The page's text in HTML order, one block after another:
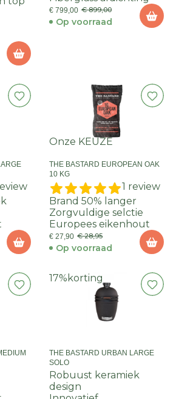
€ 799,00 € 899,00
Op voorraad
Onze KEUZE
THE BASTARD EUROPEAN OAK
10 KG
1 review
Brand 50% langer
Zorgvuldige selctie
Europees eikenhout
€ 27,90 € 28,95
Op voorraad
17% korting
THE BASTARD URBAN LARGE
SOLO
Robuust keramiek
design